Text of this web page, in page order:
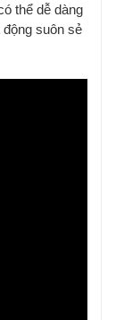
thể dễ dàng
suôn sẻ